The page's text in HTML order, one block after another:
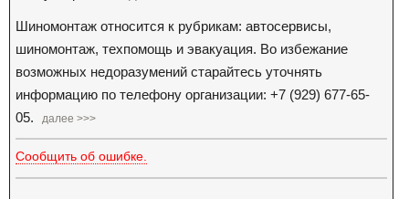
Шиномонтаж относится к рубрикам: автосервисы,
шиномонтаж, техпомощь и эвакуация. Во избежание
возможных недоразумений старайтесь уточнять
информацию по телефону организации: +7 (929) 677-65-
05.
далее >>>
Сообщить об ошибке.